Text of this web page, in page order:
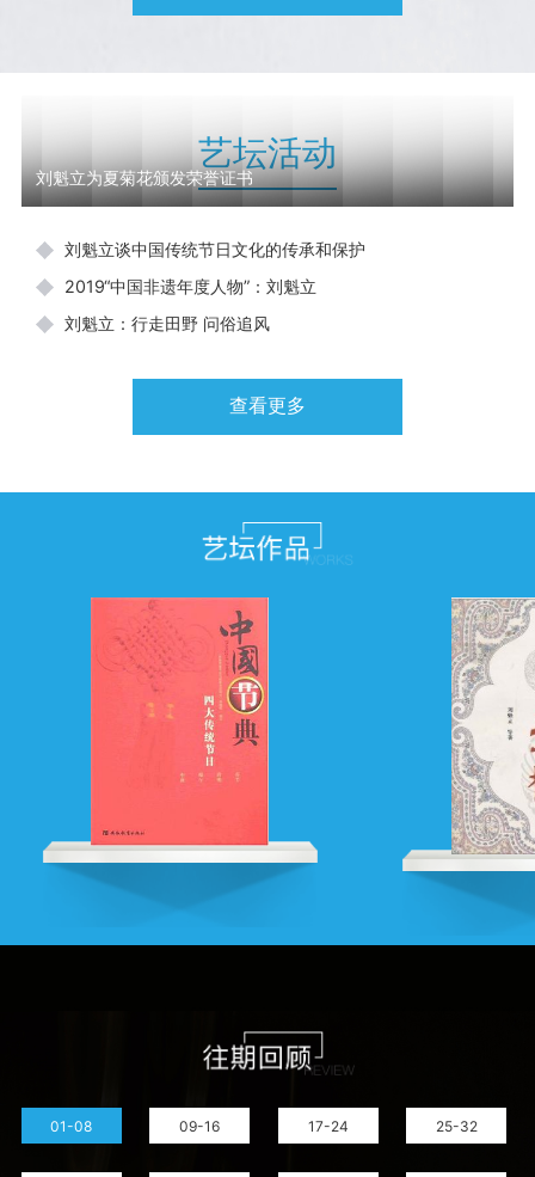
杂技
艺坛活动
刘魁立为夏菊花颁发荣誉证书
刘魁立谈中国传统节日文化的传承和保护
2019“中国非遗年度人物”：刘魁立
刘魁立：行走田野 问俗追风
查看更多
01-08 09-16 17-24 25-32